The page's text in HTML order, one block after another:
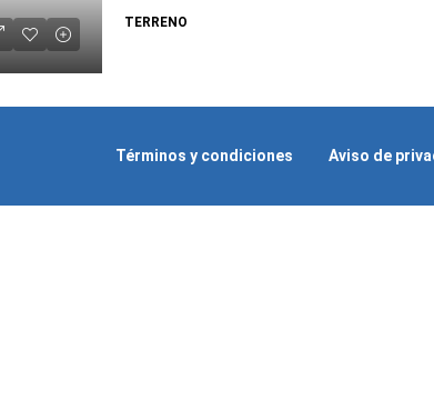
TERRENO
Términos y condiciones Aviso de